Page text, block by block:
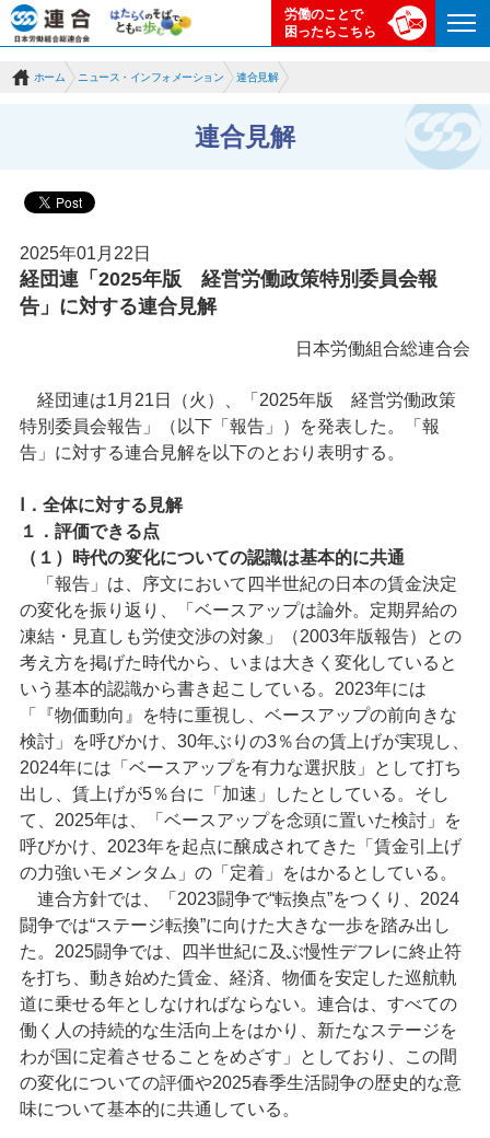
労働のことで
困ったらこちら
ホーム ニュース・インフォメーション 連合見解
連合見解
2025年01月22日
経団連「2025年版 経営労働政策特別委員会報
告」に対する連合見解
日本労働組合総連合会
経団連は1月21日（火）、「2025年版 経営労働政策
特別委員会報告」（以下「報告」）を発表した。「報
告」に対する連合見解を以下のとおり表明する。
Ⅰ．全体に対する見解
１．評価できる点
（１）時代の変化についての認識は基本的に共通
「報告」は、序文において四半世紀の日本の賃金決定
の変化を振り返り、「ベースアップは論外。定期昇給の
凍結・見直しも労使交渉の対象」（2003年版報告）との
考え方を掲げた時代から、いまは大きく変化していると
いう基本的認識から書き起こしている。2023年には
「『物価動向』を特に重視し、ベースアップの前向きな
検討」を呼びかけ、30年ぶりの3％台の賃上げが実現し、
2024年には「ベースアップを有力な選択肢」として打ち
出し、賃上げが5％台に「加速」したとしている。そし
て、2025年は、「ベースアップを念頭に置いた検討」を
呼びかけ、2023年を起点に醸成されてきた「賃金引上げ
の力強いモメンタム」の「定着」をはかるとしている。
連合方針では、「2023闘争で“転換点”をつくり、2024
闘争では“ステージ転換”に向けた大きな一歩を踏み出し
た。2025闘争では、四半世紀に及ぶ慢性デフレに終止符
を打ち、動き始めた賃金、経済、物価を安定した巡航軌
道に乗せる年としなければならない。連合は、すべての
働く人の持続的な生活向上をはかり、新たなステージを
わが国に定着させることをめざす」としており、この間
の変化についての評価や2025春季生活闘争の歴史的な意
味について基本的に共通している。